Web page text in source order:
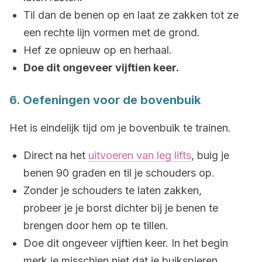
Til dan de benen op en laat ze zakken tot ze
een rechte lijn vormen met de grond.
Hef ze opnieuw op en herhaal.
Doe dit ongeveer vijftien keer.
6. Oefeningen voor de bovenbuik
Het is eindelijk tijd om je bovenbuik te trainen.
Direct na het uitvoeren van leg lifts, buig je
benen 90 graden en til je schouders op.
Zonder je schouders te laten zakken,
probeer je je borst dichter bij je benen te
brengen door hem op te tillen.
Doe dit ongeveer vijftien keer. In het begin